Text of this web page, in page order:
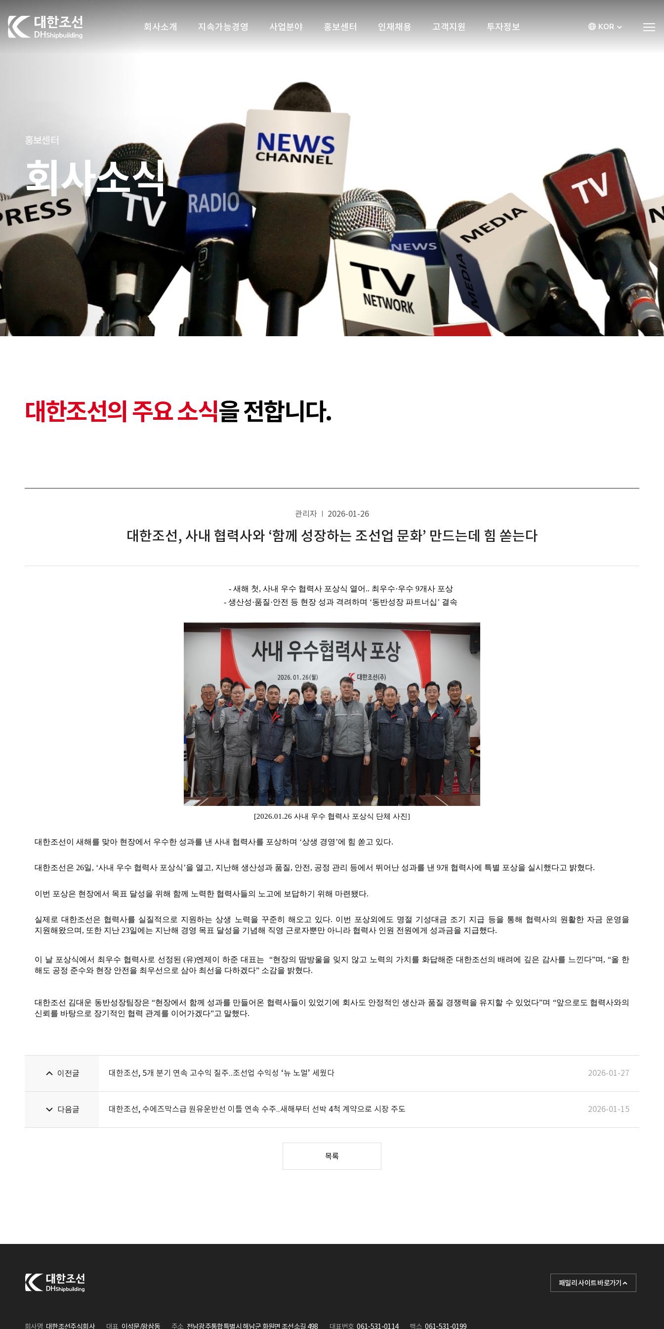
대한조선주식회사
회사소개 지속가능경영 사업분야 홍보센터 인재채용 고객지원 투자정보 KOR
홍보센터
회사소식
대한조선의 주요 소식을 전합니다.
관리자 2026-01-26
대한조선, 사내 협력사와 ‘함께 성장하는 조선업 문화’ 만드는데 힘 쏟는다
- 새해 첫, 사내 우수 협력사 포상식 열어.. 최우수·우수 9개사 포상
- 생산성·품질·안전 등 현장 성과 격려하며 ‘동반성장 파트너십’ 결속
[2026.01.26 사내 우수 협력사 포상식 단체 사진]
대한조선이 새해를 맞아 현장에서 우수한 성과를 낸 사내 협력사를 포상하며 ‘상생 경영’에 힘 쏟고 있다.
대한조선은 26일, ‘사내 우수 협력사 포상식’을 열고, 지난해 생산성과 품질, 안전, 공정 관리 등에서 뛰어난 성과를 낸 9개 협력사에 특별 포상을 실시했다고 밝혔다.
이번 포상은 현장에서 목표 달성을 위해 함께 노력한 협력사들의 노고에 보답하기 위해 마련됐다.
실제로 대한조선은 협력사를 실질적으로 지원하는 상생 노력을 꾸준히 해오고 있다. 이번 포상외에도 명절 기성대금 조기 지급 등을 통해 협력사의 원활한 자금 운영을
지원해왔으며, 또한 지난 23일에는 지난해 경영 목표 달성을 기념해 직영 근로자뿐만 아니라 협력사 인원 전원에게 성과금을 지급했다.
이 날 포상식에서 최우수 협력사로 선정된 (유)엔제이 하준 대표는 “현장의 땀방울을 잊지 않고 노력의 가치를 화답해준 대한조선의 배려에 깊은 감사를 느낀다”며, “올 한
해도 공정 준수와 현장 안전을 최우선으로 삼아 최선을 다하겠다” 소감을 밝혔다.
대한조선 김대운 동반성장팀장은 “현장에서 함께 성과를 만들어온 협력사들이 있었기에 회사도 안정적인 생산과 품질 경쟁력을 유지할 수 있었다”며 “앞으로도 협력사와의
신뢰를 바탕으로 장기적인 협력 관계를 이어가겠다”고 말했다.
이전글 대한조선, 5개 분기 연속 고수익 질주..조선업 수익성 ‘뉴 노멀’ 세웠다 2026-01-27
다음글 대한조선, 수에즈막스급 원유운반선 이틀 연속 수주..새해부터 선박 4척 계약으로 시장 주도 2026-01-15
목록
회사명 대한조선주식회사 대표 이석문/왕삼동 주소 전남광주통합특별시 해남군 화원면 조선소길 498 대표번호 061-531-0114 팩스 061-531-0199
패밀리 사이트 바로가기
KHI